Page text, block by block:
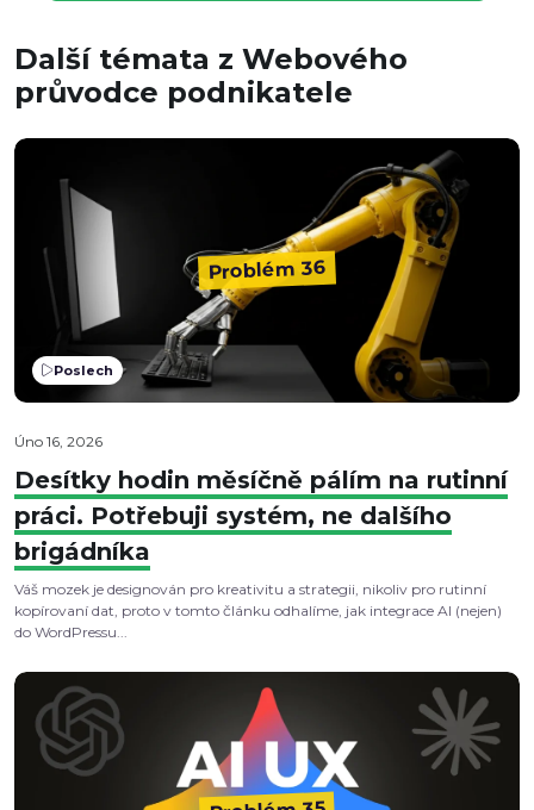
Další témata z Webového
průvodce podnikatele
Poslech
Problém 36
Úno 16, 2026
Desítky hodin měsíčně pálím na rutinní
práci. Potřebuji systém, ne dalšího
brigádníka
Váš mozek je designován pro kreativitu a strategii, nikoliv pro rutinní
kopírovaní dat, proto v tomto článku odhalíme, jak integrace AI (nejen)
do WordPressu...